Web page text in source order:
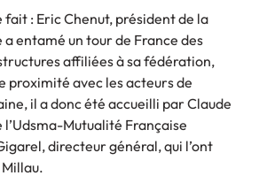
fait : Eric Chenut, président de la
entamé un tour de France des
affiliées à sa fédération,
proximité avec les acteurs de
il a donc été accueilli par Claude
l’Udsma-Mutualité Française
directeur général, qui l’ont